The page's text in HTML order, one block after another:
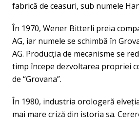
fabrică de ceasuri, sub numele
În 1970, Wener Bitterli preia
AG, iar numele se schimbă în
AG. Producţia de mecanisme se
timp începe dezvoltarea propriei
de “Grovana”.
În 1980, industria orologeră
mai mare criză din istoria sa.